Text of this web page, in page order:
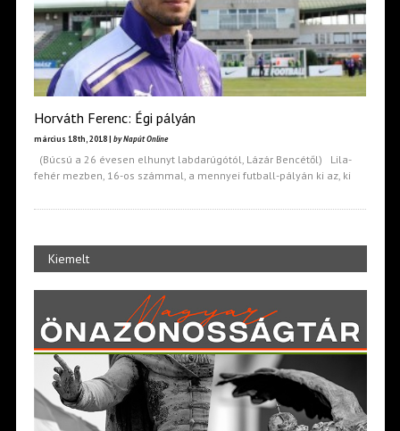
Horváth Ferenc: Égi pályán
március 18th, 2018 | by Napút Online
(Búcsú a 26 évesen elhunyt labdarúgótól, Lázár Bencétől) Lila-
fehér mezben, 16-os számmal, a mennyei futball-pályán ki az, ki
Kiemelt